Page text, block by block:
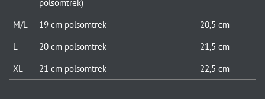
polsomtrek)
M/L 19 cm polsomtrek
20,5 cm
L
20 cm polsomtrek
21,5 cm
XL
21 cm polsomtrek 22,5 cm